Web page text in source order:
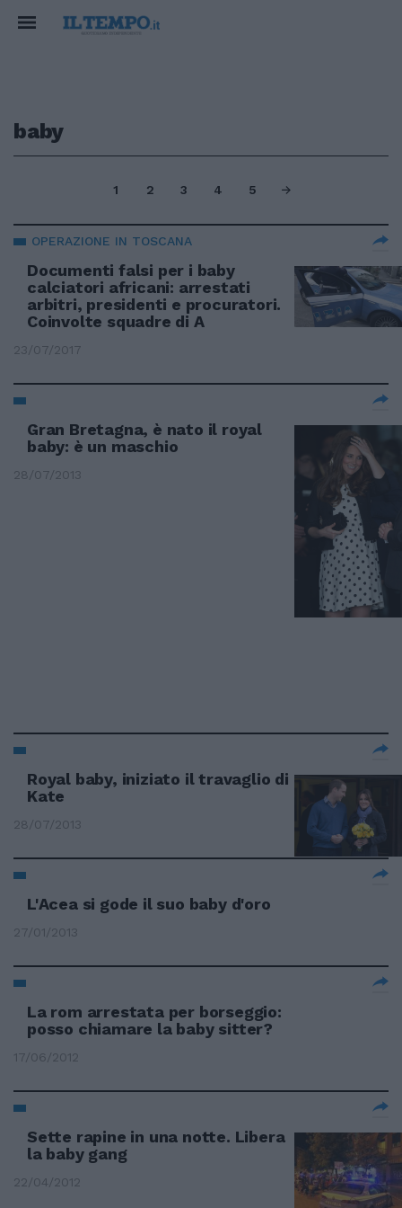
baby
1 2 3 4 5
OPERAZIONE IN TOSCANA
Documenti falsi per i baby
calciatori africani: arrestati
arbitri, presidenti e procuratori.
Coinvolte squadre di A
23/07/2017
Gran Bretagna, è nato il royal
baby: è un maschio
28/07/2013
Royal baby, iniziato il travaglio di
Kate
28/07/2013
L'Acea si gode il suo baby d'oro
27/01/2013
La rom arrestata per borseggio:
posso chiamare la baby sitter?
17/06/2012
Sette rapine in una notte. Libera
la baby gang
22/04/2012